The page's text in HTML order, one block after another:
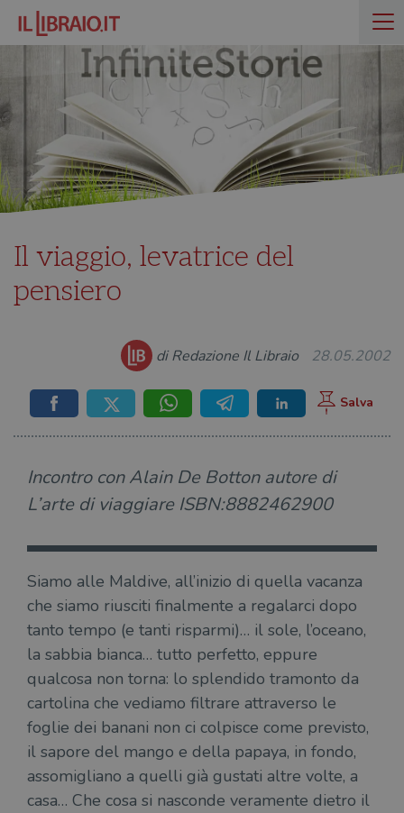
Il viaggio, levatrice del
pensiero
di Redazione Il Libraio 28.05.2002
Incontro con Alain De Botton autore di
L’arte di viaggiare ISBN:8882462900
Siamo alle Maldive, all’inizio di quella vacanza
che siamo riusciti finalmente a regalarci dopo
tanto tempo (e tanti risparmi)… il sole, l’oceano,
la sabbia bianca… tutto perfetto, eppure
qualcosa non torna: lo splendido tramonto da
cartolina che vediamo filtrare attraverso le
foglie dei banani non ci colpisce come previsto,
il sapore del mango e della papaya, in fondo,
assomigliano a quelli già gustati altre volte, a
casa… Che cosa si nasconde veramente dietro il